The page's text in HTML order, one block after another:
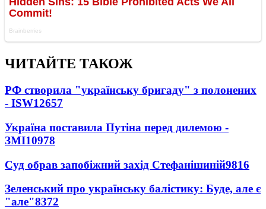
ЧИТАЙТЕ ТАКОЖ
РФ створила "українську бригаду" з полонених
- ISW12657
Україна поставила Путіна перед дилемою -
ЗМІ10978
Суд обрав запобіжний захід Стефанішиній9816
Зеленський про українську балістику: Буде, але є
"але"8372